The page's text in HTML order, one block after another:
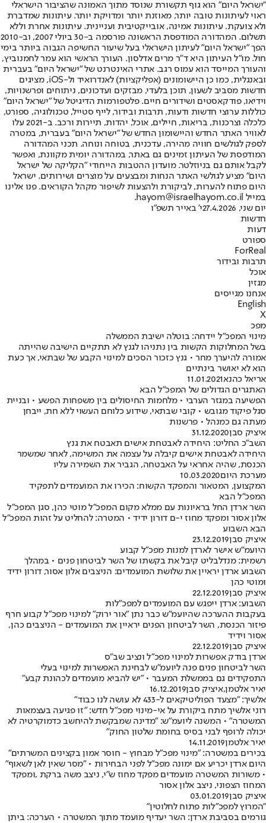
"ישראל היום" הוא גוף תקשורת שנוסד מתוך האמונה שהציבור הישראלי
ראוי לעיתונות טובה יותר, מאוזנת יותר ומדויקת יותר. עיתונות שמדברת
ולא צועקת. עיתונות אמינה, אובייקטיבית ועניינית. עיתונות אחרת וללא
תשלום. המהדורה המודפסת הראשונה פורסמה ב-30 ביולי 2007, וב-2010
הפך "ישראל היום" לעיתון הישראלי בעל שיעור החשיפה הגבוה ביותר בימי
חול. מו"ל העיתון היא ד"ר מרים אדלסון. העורך הראשי הוא עמר לחמנוביץ,
והעורך המייסד הוא עמוס רגב. אתרי האינטרנט של "ישראל היום" בעברית
ובאנגלית, כמו כן היישומונים (אפליקציות) לאנדרואיד ול-iOS, מציגים
חדשות מסביב לשעון, תוכן בלעדי, מבזקים ועדכונים, ניתוחים ופרשנויות,
וידיאו, פודקאסטים ושידורים חיים. פלטפורמות הדיגיטל של "ישראל היום"
כוללות ערוצי חדשות ודעות, תרבות ובידור, לייף סטייל, טכנולוגיה, ספורט,
כלכלה וצרכנות, בריאות, חיילים, אוכל, יהדות, תיירות ורכב. ב-2021 עלו
לאוויר האתר החדש והיישומון החדש של "ישראל היום" בעברית, במטרה
לספק לגולשים חוויה מהירה, עדכנית, בטוחה ונוחה. תכני המהדורה
המודפסת של העיתון זמינים גם באתר, במהדורה יומית מקוונת, ואפשר
לקבל אותם גם בניוזלטר. מועדון ההטבות הייחודי "הקליקה של ישראל
היום" מציע לגולשי האתר הנחות ומבצעים על מוצרים ושירותים. ישראל
היום פתוח להערות, לביקורת ולהצעות לשיפור מקהל הקוראים. פנו אלינו
במייל hayom@israelhayom.co.il.
יום שני, 27.4.2026
י' באייר תשפ"ו
חדשות
דעות
ספורט
ForReal
תרבות ובידור
אוכל
מגזין
אנחנו מגייסים
English
X
מפכ
מינוי המפכ"ל יידחה: בוטלה ישיבת הממשלה
בשל המחלוקות הקשות בין נתניהו לגנץ לא תתקיים הישיבה שהייתה
אמורה להיערך מחר • גנץ כזכור הסכים למינוי הקבע של שבתאי, אך כעת
הוא לא יאושר בינתיים
אריאל כהנא11.01.2021
האתגרים הגדולים של המפכ"ל הבא
הפשיעה במגזר הערבי • מלחמות החיסולים בין משפחות הפשע • ובניית
סגל פיקוד מגובש • קובי שבתאי, שידוע כלוחם העשוי ללא חת, ייבחן
מעתה גם כמנהל • פרשנות
איציק סבן31.12.2020
השב"כ החליט: היחידה לאבטחת אישים תאבטח את גנץ
היחידה לאבטחת אישים קיבלה על עצמה את המשימה, לאחר שמשמר
הכנסת, שהיה אחראי על האבטחה, הגביר את השמירה עליו
מערכת היום10.03.2020
המקצוען, המטאור והמפקד הקשוח: הכירו את המועמדים לתפקיד
המפכ"ל הבא
השר ארדן החל בראיונות עם ממלא מקום המפכ"ל מוטי כהן, סגן המפכ"ל
אלון אסור ומפקד מחוז י-ם דורון ידיד • המטרה: להחליט על זהות המפכ"ל
הבא השבוע
איציק סבן23.12.2019
היועמ"ש אישר לארדן למנות מפכ"ל קבוע
רשמית: מנדלבליט קיבל את בקשתו של השר לביטחון פנים • במהלך
השבוע ארדן יראיין את שלושת המועמדים: הניצבים אלון אסור, דורון ידיד
ומוטי כהן
איציק סבן22.12.2019
השבוע: ארדן ייפגש עם המועמדים למפכ"לות
בעקבות ההערכה שהיועמ"ש כבר נתן "אור ירוק" למינוי מפכ"ל קבוע חרף
פיזור הכנסת, השר לביטחון הפנים יראיין את המועמדים - הניצבים כהן,
אסור וידיד
איציק סבן22.12.2019
ארדן בודק אפשרות למינוי מפכ"ל ונציב שב"ס
השר לביטחון פנים פנה ליועמ"ש לבחינת האפשרות למינוי בעלי
התפקידים גם בממשלת המעבר • "יש להביא מועמדים לכהונת קבע"
יאיר אלטמן,איציק סבן16.12.2019
אלשיך: "מצעד הפוליטיקאים ל-433 לא עושה לנו כבוד"
רוני אלשיך מתח ביקורת על אי-מינוי מפכ"ל חדש: "זו פגיעה בעצמאות
המשטרה" • המשנה ליועמ"ש: "מדינה שמבקשת להיחשב כדמוקרטיה לא
יכולה לרופף לבני בסיס בחומת שלטון החוק"
יאיר אלטמן14.11.2019
בכירים במשטרה: "מינוי מפכ"ל מבחוץ - חוסר אמון בקצינים המשרתים"
היום ארדן יכריע אם ימונה מפכ"ל לפני הבחירות • "מסר שאין לאן לשאוף"
• משורות המשטרה מועמדים מפקד מחוז ש"י, ניצב משה ברקת ,ומפקד
המחוז הצפוני, ניצב אלון אסור
איציק סבן03.01.2019
"המרוץ למפכ"לות פתוח לחלוטין"
גורמים בסביבת ארדן: השר יעדיף מועמד מתוך המשטרה • הערכה: ביתן